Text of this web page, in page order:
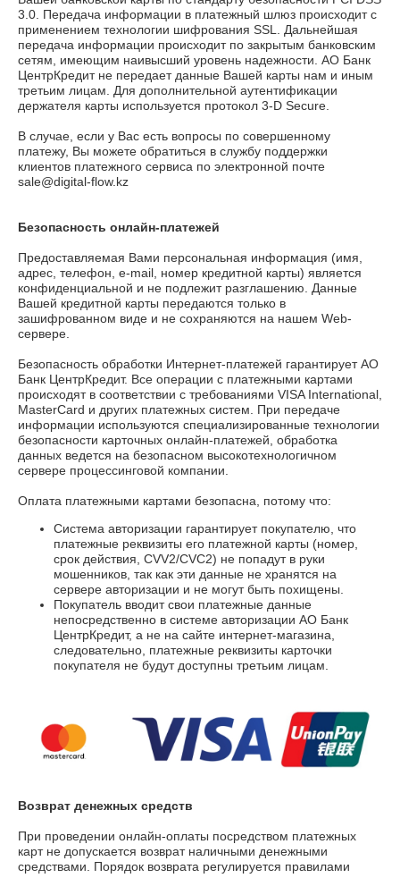
3.0. Передача информации в платежный шлюз происходит с
применением технологии шифрования SSL. Дальнейшая
передача информации происходит по закрытым банковским
сетям, имеющим наивысший уровень надежности. АО Банк
ЦентрКредит не передает данные Вашей карты нам и иным
третьим лицам. Для дополнительной аутентификации
держателя карты используется протокол 3-D Secure.
В случае, если у Вас есть вопросы по совершенному
платежу, Вы можете обратиться в службу поддержки
клиентов платежного сервиса по электронной почте
sale@digital-flow.kz
Безопасность онлайн-платежей
Предоставляемая Вами персональная информация (имя,
адрес, телефон, e-mail, номер кредитной карты) является
конфиденциальной и не подлежит разглашению. Данные
Вашей кредитной карты передаются только в
зашифрованном виде и не сохраняются на нашем Web-
сервере.
Безопасность обработки Интернет-платежей гарантирует АО
Банк ЦентрКредит. Все операции с платежными картами
происходят в соответствии с требованиями VISA International,
MasterCard и других платежных систем. При передаче
информации используются специализированные технологии
безопасности карточных онлайн-платежей, обработка
данных ведется на безопасном высокотехнологичном
сервере процессинговой компании.
Оплата платежными картами безопасна, потому что:
Система авторизации гарантирует покупателю, что
платежные реквизиты его платежной карты (номер,
срок действия, CVV2/CVC2) не попадут в руки
мошенников, так как эти данные не хранятся на
сервере авторизации и не могут быть похищены.
Покупатель вводит свои платежные данные
непосредственно в системе авторизации АО Банк
ЦентрКредит, а не на сайте интернет-магазина,
следовательно, платежные реквизиты карточки
покупателя не будут доступны третьим лицам.
Возврат денежных средств
При проведении онлайн-оплаты посредством платежных
карт не допускается возврат наличными денежными
средствами. Порядок возврата регулируется правилами